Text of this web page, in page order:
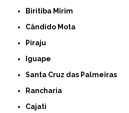
Biritiba Mirim
Cândido Mota
Piraju
Iguape
Santa Cruz das Palmeiras
Rancharia
Cajati